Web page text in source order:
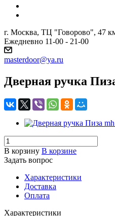
г. Москва, ТЦ "Говорово", 47
Ежедневно 11-00 - 21-00
masterdoor@ya.ru
Дверная ручка
В корзину В корзине
Задать вопрос
Характеристики
Доставка
Оплата
Характеристики